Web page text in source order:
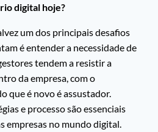
digital hoje?
um dos principais desafios
é entender a necessidade de
tendem a resistir a
da empresa, com o
que é novo é assustador.
e processo são essenciais
empresas no mundo digital.